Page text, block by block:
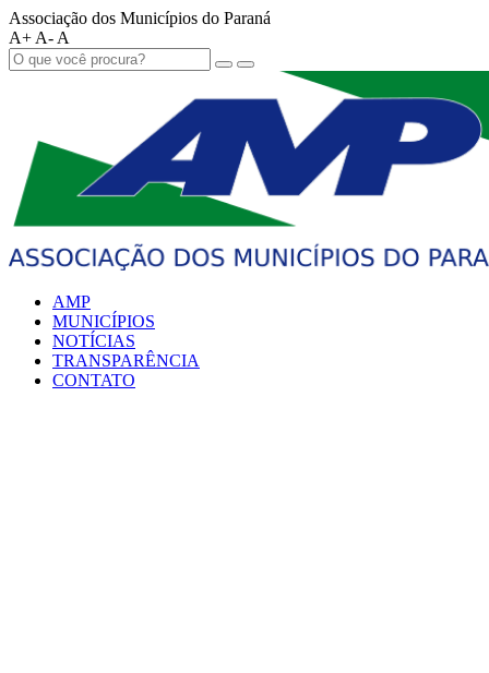
Associação dos Municípios do Paraná
A+ A- A
AMP
MUNICÍPIOS
NOTÍCIAS
TRANSPARÊNCIA
CONTATO